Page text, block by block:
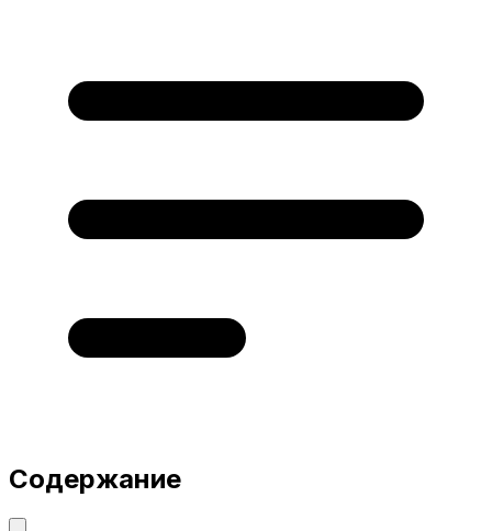
Содержание